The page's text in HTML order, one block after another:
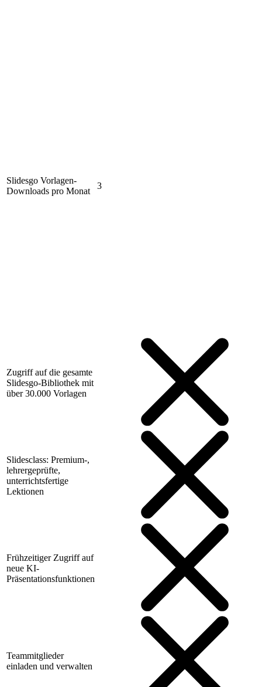
Slidesgo Vorlagen-
Downloads pro Monat
3
Zugriff auf die gesamte
Slidesgo-Bibliothek mit
über 30.000 Vorlagen
Slidesclass: Premium-,
lehrergeprüfte,
unterrichtsfertige
Lektionen
Frühzeitiger Zugriff auf
neue KI-
Präsentationsfunktionen
Teammitglieder
einladen und verwalten